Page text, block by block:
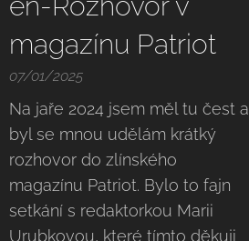
magazínu Patriot
07/01/2025
Na jaře 2024 jsem měl tu čest a
byl se mnou udělám krátký
rozhovor do zlínského
magazínu Patriot. Bylo to fajn
setkání s redaktorkou Marii
Urubkovou, které tímto děkuji